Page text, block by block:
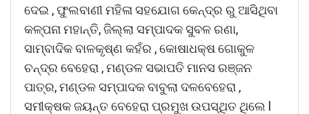
ଦେଇ , ଫୁଲବାଣୀ ମହିଳା ସହଯୋଗ କେନ୍ଦ୍ର ରୁ ଆସିଥିବା
କଳ୍ପନା ମହାନ୍ତି, ଜିଲ୍ଲା ସମ୍ପାଦକ ସୁବଳ ରଣା,
ସାମ୍ବାଦିକ ବାଳକୃଷ୍ଣ କହଁର , କୋଷାଧକ୍ଷ ଗୋକୁଳ
ଚନ୍ଦ୍ର ବେହେରା , ମଣ୍ଡଳ ସଭାପତି ମାନସ ରଞ୍ଜନ
ପାତ୍ର, ମଣ୍ଡଳ ସମ୍ପାଦକ ବାବୁଲା ଦଳବେହେରା ,
ସମୀକ୍ଷକ ଜୟନ୍ତ ବେହେରା ପ୍ରମୁଖ ଉପସ୍ଥିତ ଥିଲେ l